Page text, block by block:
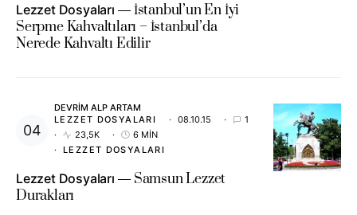
Lezzet Dosyaları
İstanbul’un En İyi
Serpme Kahvaltıları – İstanbul’da
Nerede Kahvaltı Edilir
DEVRIM ALP ARTAM
LEZZET DOSYALARI
08.10.15
1
23,5K
6 MIN
LEZZET DOSYALARI
Lezzet Dosyaları
Samsun Lezzet
Durakları